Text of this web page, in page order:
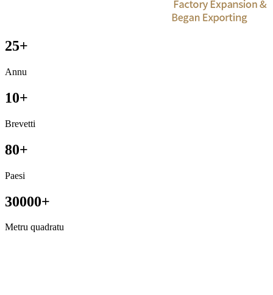
25+
Annu
10+
Brevetti
80+
Paesi
30000+
Metru quadratu